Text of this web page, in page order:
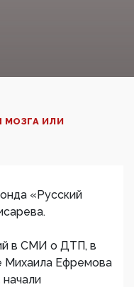
МОЗГА ИЛИ
«Русский
в СМИ о ДТП, в
Михаила Ефремова
начали